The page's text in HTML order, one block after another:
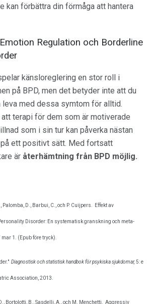
kan förbättra din förmåga att hantera
Regulation och Borderline
känsloreglering en stor roll i
på BPD, men det betyder inte att du
leva med dessa symtom för alltid.
terapi för dem som är motiverade
som i sin tur kan påverka nästan
ett positivt sätt. Med fortsatt
är återhämtning från BPD möjlig.
Palomba, D., Barbui, C., och P. Cuijpers. Effekt av
Disorder: En systematisk granskning och meta-
mar 1. (Epub före tryck).
Diagnostisk och statistisk handbok för psykiska sjukdomar,5: e
Association, 2013.
Bortolotti, B., Sasdelli, A., och M. Menchetti. Aggressiv